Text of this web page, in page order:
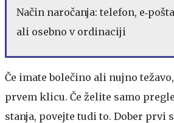
Način naročanja: telefon,
ali osebno v ordinaciji
Če imate bolečino ali nujno
prvem klicu. Če želite samo
stanja, povejte tudi to. Dober prvi